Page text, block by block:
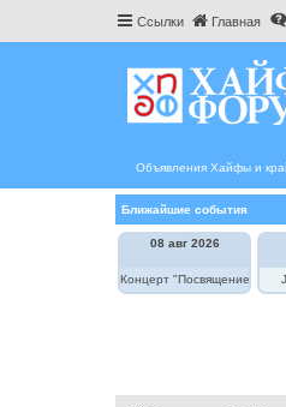
Ссылки Главная
Объявления Хайфы и
Ближайшие события
08 авг 2026
Концерт "Посвящение Элле